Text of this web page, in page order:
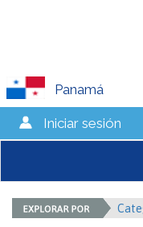
Panamá
Iniciar sesión